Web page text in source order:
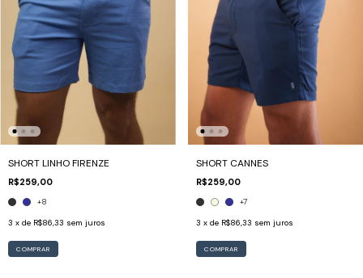
SHORT LINHO FIRENZE
R$259,00
+8
3 x de R$86,33 sem juros
COMPRAR
SHORT CANNES
R$259,00
+7
3 x de R$86,33 sem juros
COMPRAR